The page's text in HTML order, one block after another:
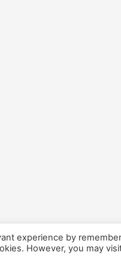
experience by
However, you may